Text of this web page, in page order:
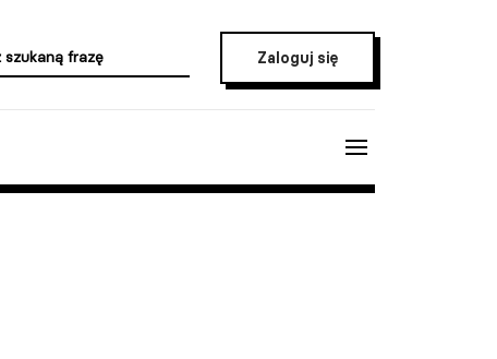
Zaloguj się